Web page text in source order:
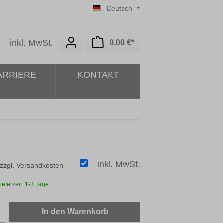
Deutsch
inkl. MwSt. 0,00 €*Warenkorb enthält 0
KONTAKT
inkl. MwSt.
Versandkosten
1-3 Tage
Gib den gewünschten Wert ein
In den Warenkorb